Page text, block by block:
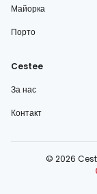
Майорка
Порто
Cestee
За нас
Контакт
© 2026